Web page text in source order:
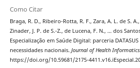
Como Citar
Braga, R. D., Ribeiro-Rotta, R. F., Zara, A. L. de S.
Zinader, J. P. de S.-Z., de Lucena, F. N., … dos
Especialização em Saúde Digital: parceria
necessidades nacionais. Journal of Health Informatics
https://doi.org/10.59681/2175-